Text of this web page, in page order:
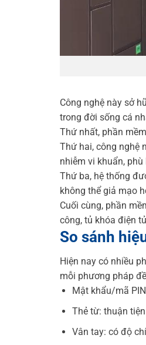
Công nghệ này sở
trong đời sống cá
Thứ nhất, phần
Thứ hai, công nghệ
nhiễm vi khuẩn,
Thứ ba, hệ thống
không thể giả mạo
Cuối cùng, phần
công, tủ khóa điện
So sánh
Hiện nay có nhiều
mỗi phương pháp
Mật khẩu/mã
Thẻ từ: thuận
Vân tay: có độ